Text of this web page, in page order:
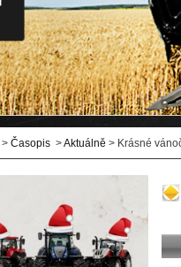
> Časopis >Aktuálně > Krásné